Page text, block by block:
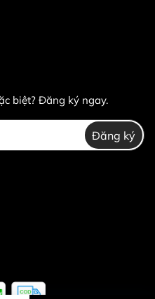
biệt? Đăng ký ngay.
Đăng ký